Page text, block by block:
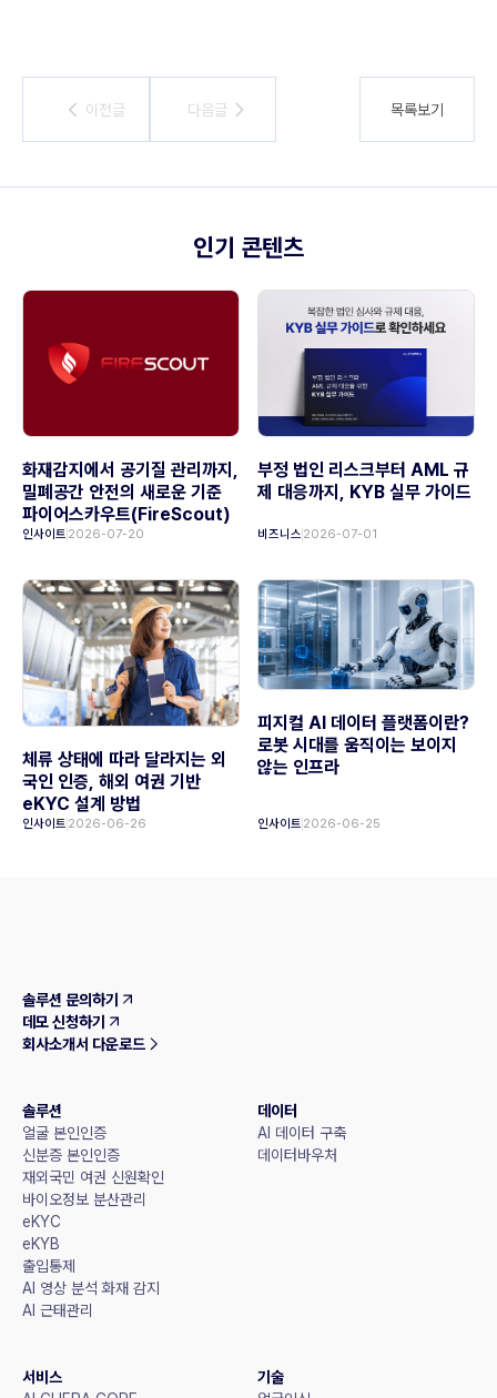
이전글
이전글 다음글
다음글 목록보기
인기 콘텐츠
화재감지에서 공기질 관리까지,
밀폐공간 안전의 새로운 기준
파이어스카우트(FireScout)
인사이트 2026-07-20
부정 법인 리스크부터 AML 규
제 대응까지, KYB 실무 가이드
비즈니스 2026-07-01
체류 상태에 따라 달라지는 외
국인 인증, 해외 여권 기반
eKYC 설계 방법
인사이트 2026-06-26
피지컬 AI 데이터 플랫폼이란?
로봇 시대를 움직이는 보이지
않는 인프라
인사이트 2026-06-25
솔루션 문의하기
데모 신청하기
회사소개서 다운로드
솔루션
얼굴 본인인증
신분증 본인인증
재외국민 여권 신원확인
바이오정보 분산관리
eKYC
eKYB
출입통제
AI 영상 분석 화재 감지
AI 근태관리
데이터
AI 데이터 구축
데이터바우처
서비스
기술